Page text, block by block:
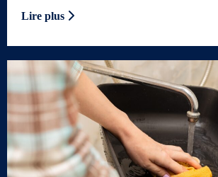
Lire plus